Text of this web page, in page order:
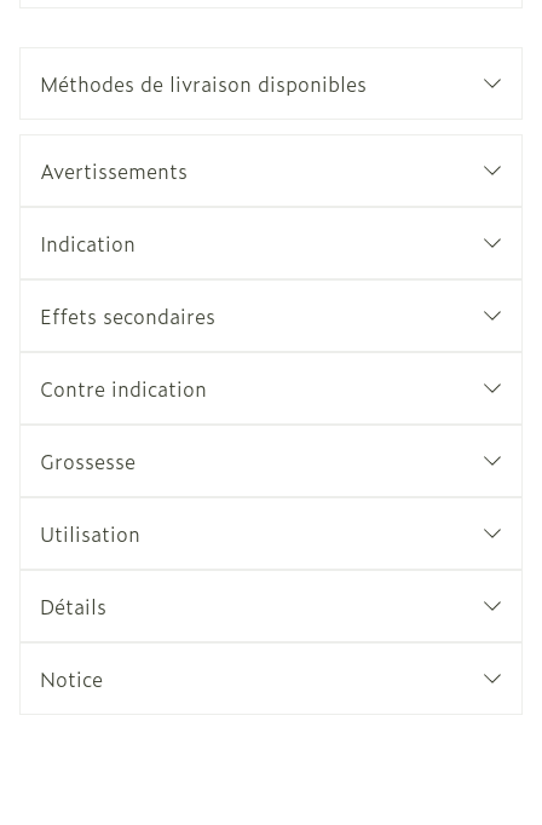
Méthodes de livraison disponibles
Avertissements
Indication
Effets secondaires
Contre indication
Grossesse
Utilisation
Détails
Notice